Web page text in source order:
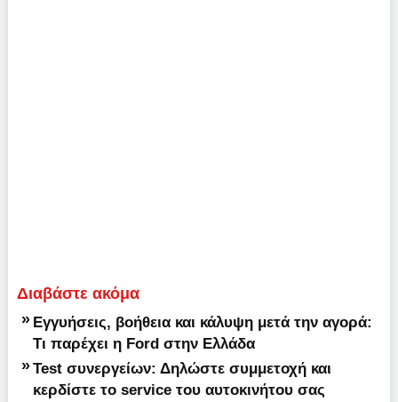
Διαβάστε ακόμα
» Εγγυήσεις, βοήθεια και κάλυψη μετά την αγορά:
Τι παρέχει η Ford στην Ελλάδα
» Test συνεργείων: Δηλώστε συμμετοχή και
κερδίστε το service του αυτοκινήτου σας